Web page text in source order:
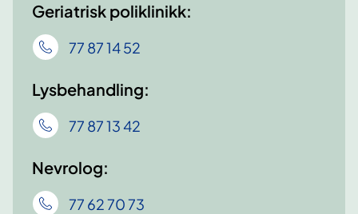
Geriatrisk poliklinikk:
77 87 14 52
Lysbehandling:
77 87 13 42
Nevrolog:
77 62 70 73